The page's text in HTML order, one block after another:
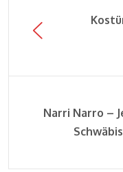
Narri Narro –